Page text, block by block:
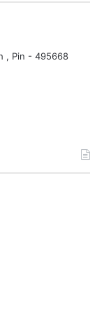
, Pin - 495668